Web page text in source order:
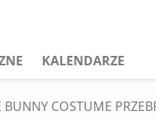
KALENDARZE
BUNNY COSTUME